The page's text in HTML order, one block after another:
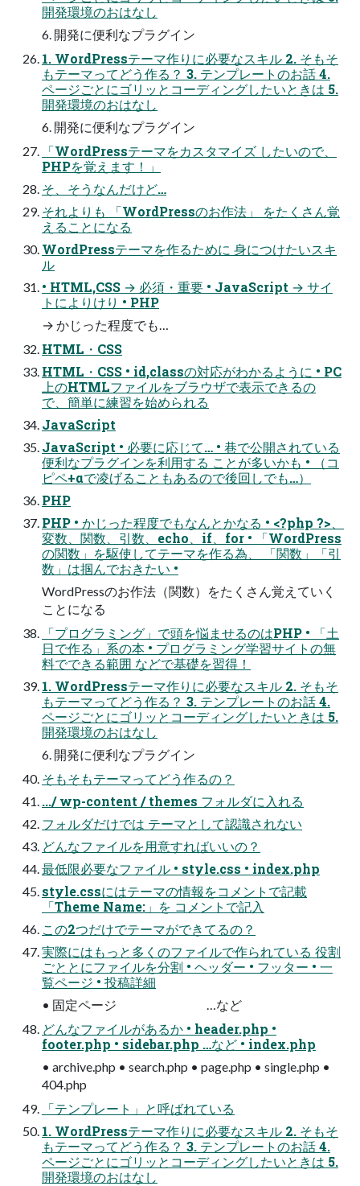
開発環境のおはなし
6. 開発に便利なプラグイン
1. WordPressテーマ作りに必要なスキル 2. そもそ
もテーマってどう作る？ 3. テンプレートのお話 4.
ページごとにゴリッとコーディングしたいときは 5.
開発環境のおはなし
6. 開発に便利なプラグイン
「WordPressテーマをカスタマイズ したいので、
PHPを覚えます！」
そ、そうなんだけど…
それよりも 「WordPressのお作法」 をたくさん覚
えることになる
WordPressテーマを作るために 身につけたいスキ
ル
• HTML,CSS → 必須・重要 • JavaScript → サイ
トによりけり • PHP
→ かじった程度でも…
HTML・CSS
HTML・CSS • id,classの対応がわかるように • PC
上のHTMLファイルをブラウザで表示できるの
で、簡単に練習を始められる
JavaScript
JavaScript • 必要に応じて… • 巷で公開されている
便利なプラグインを利用する ことが多いかも • （コ
ピペ+αで凌げることもあるので後回しでも…）
PHP
PHP • かじった程度でもなんとかなる • <?php ?>、
変数、関数、引数、echo、if、for • 「WordPress
の関数」を駆使してテーマを作る為、 「関数」「引
数」は掴んでおきたい •
WordPressのお作法（関数）をたくさん覚えていく
ことになる
「プログラミング」で頭を悩ませるのはPHP • 「土
日で作る」系の本 • プログラミング学習サイトの無
料でできる範囲 などで基礎を習得！
1. WordPressテーマ作りに必要なスキル 2. そもそ
もテーマってどう作る？ 3. テンプレートのお話 4.
ページごとにゴリッとコーディングしたいときは 5.
開発環境のおはなし
6. 開発に便利なプラグイン
そもそもテーマってどう作るの？
.../ wp-content / themes フォルダに入れる
フォルダだけでは テーマとして認識されない
どんなファイルを用意すればいいの？
最低限必要なファイル • style.css • index.php
style.cssにはテーマの情報をコメントで記載
「Theme Name:」を コメントで記入
この2つだけでテーマができてるの？
実際にはもっと多くのファイルで作られている 役割
ごととにファイルを分割 • ヘッダー • フッター • 一
覧ページ • 投稿詳細
• 固定ページ …など
どんなファイルがあるか • header.php •
footer.php • sidebar.php …など • index.php
• archive.php • search.php • page.php • single.php •
404.php
「テンプレート」と呼ばれている
1. WordPressテーマ作りに必要なスキル 2. そもそ
もテーマってどう作る？ 3. テンプレートのお話 4.
ページごとにゴリッとコーディングしたいときは 5.
開発環境のおはなし